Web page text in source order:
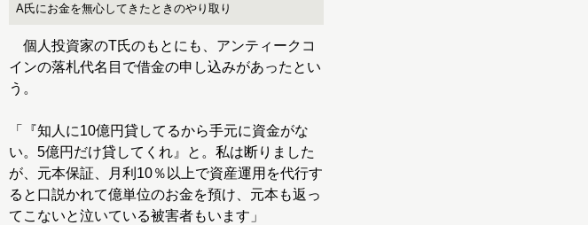
A氏にお金を無心してきたときのやり取り
個人投資家のT氏のもとにも、アンティークコ
インの落札代名目で借金の申し込みがあったとい
う。
「『知人に10億円貸してるから手元に資金がな
い。5億円だけ貸してくれ』と。私は断りました
が、元本保証、月利10％以上で資産運用を代行す
ると口説かれて億単位のお金を預け、元本も返っ
てこないと泣いている被害者もいます」